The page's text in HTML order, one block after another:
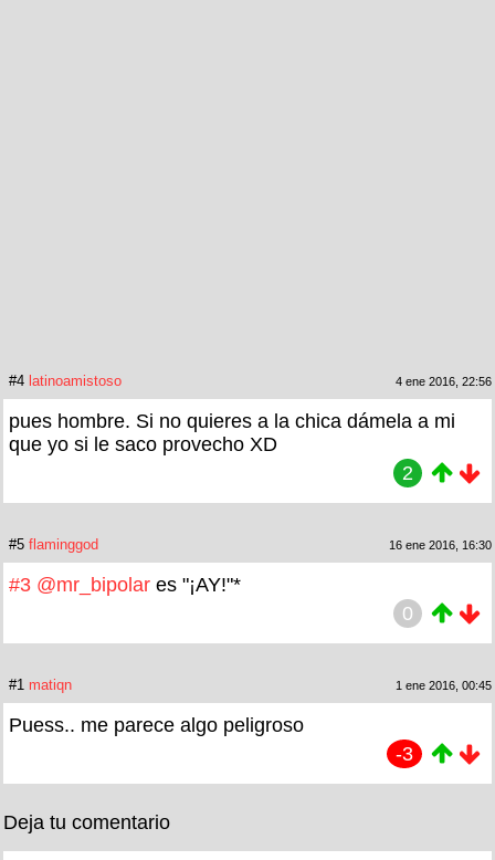
#4 latinoamistoso 4 ene 2016, 22:56
pues hombre. Si no quieres a la chica dámela a mi
que yo si le saco provecho XD
2
#5 flaminggod 16 ene 2016, 16:30
#3 @mr_bipolar es "¡AY!"*
0
#1 matiqn 1 ene 2016, 00:45
Puess.. me parece algo peligroso
-3
Deja tu comentario